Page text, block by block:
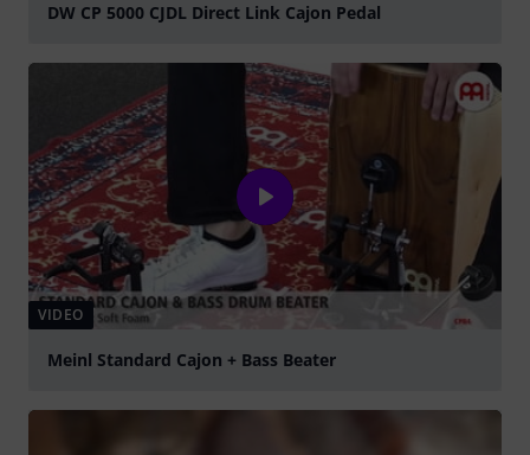
DW CP 5000 CJDL Direct Link Cajon Pedal
VIDEO
Meinl Standard Cajon + Bass Beater